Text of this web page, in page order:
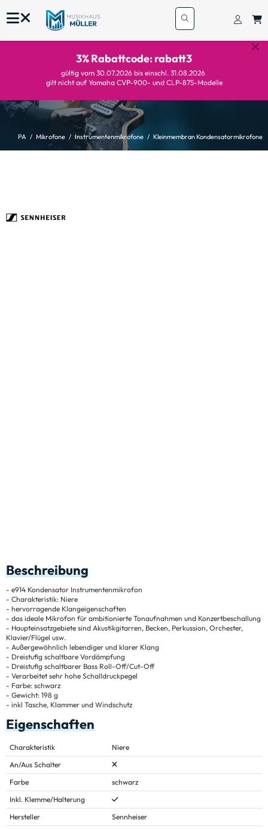
3% Rabattcode: rabatt3
gültig vom 30.07.2026 bis einschl. 31.08.2026
gilt nicht auf Yamaha CVP-900- und CLP-875-Modelle
PA Mikrofone Instrumentenmikrofone Kleinmembran Kondensatormikrofone
Beschreibung
- e914 Kondensator Instrumentenmikrofon
- Charakteristik: Niere
- hervorragende Klangeigenschaften
- das ideale Mikrofon für ambitionierte Tonaufnahmen und Konzertbeschallung
- Haupteinsatzgebiete sind Akustikgitarren, Becken, Perkussion, Orchester,
Klavier/Flügel usw.
- Außergewöhnlich lebendiger und klarer Klang
- Dreistufig schaltbare Vordämpfung
- Dreistufig schaltbarer Bass Roll-Off/Cut-Off
- Verarbeitet sehr hohe Schalldruckpegel
- Farbe: schwarz
- Gewicht: 198 g
- inkl Tasche, Klammer und Windschutz
Eigenschaften
Charakteristik
Niere
An/Aus Schalter
Farbe
schwarz
Inkl. Klemme/Halterung
Hersteller
Sennheiser